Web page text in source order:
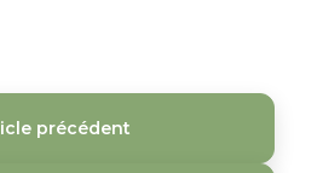
précédent